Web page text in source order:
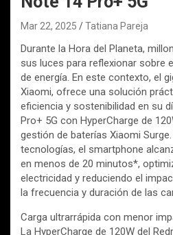
Mar 22, 2025 Tatiana Pareja
Durante la Hora del Planeta,
sus luces para reflexionar sobre
de energía. En este contexto, el
Xiaomi, ofrece una solución
eficiencia y sostenibilidad en su
Pro+ 5G con HyperCharge de
gestión de baterías Xiaomi
tecnologías, el smartphone
en menos de 20 minutos*,
electricidad y reduciendo el
la frecuencia y duración de las
Carga ultrarrápida con menor
La HyperCharge de 120W del